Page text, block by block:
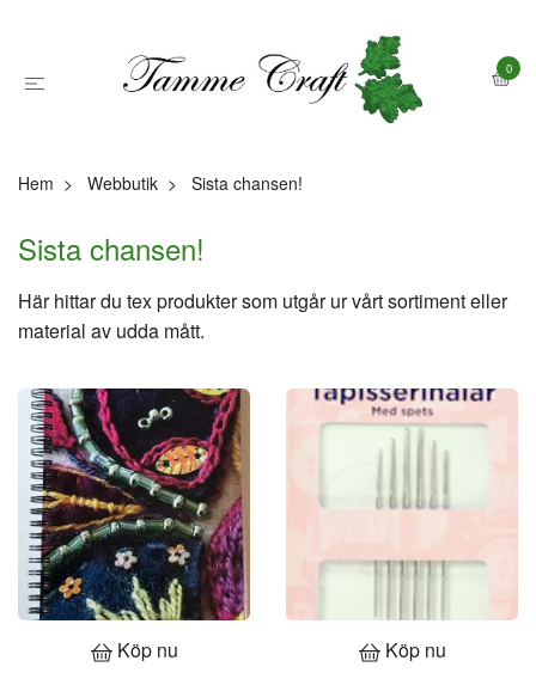
0
Hem Webbutik Sista chansen!
Sista chansen!
Här hittar du tex produkter som utgår ur vårt sortiment eller
material av udda mått.
Köp nu
Köp nu